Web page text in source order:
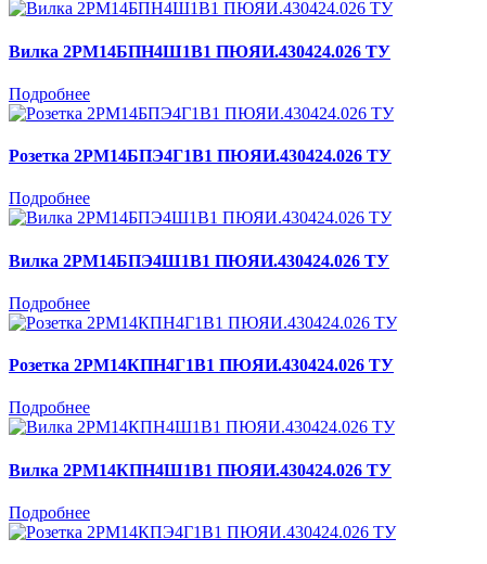
Вилка 2РМ14БПН4Ш1В1 ПЮЯИ.430424.026 ТУ
Подробнее
Розетка 2РМ14БПЭ4Г1В1 ПЮЯИ.430424.026 ТУ
Подробнее
Вилка 2РМ14БПЭ4Ш1В1 ПЮЯИ.430424.026 ТУ
Подробнее
Розетка 2РМ14КПН4Г1В1 ПЮЯИ.430424.026 ТУ
Подробнее
Вилка 2РМ14КПН4Ш1В1 ПЮЯИ.430424.026 ТУ
Подробнее